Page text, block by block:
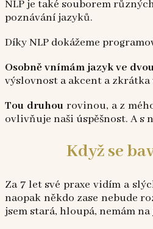
NLP je také souborem
poznávání jazyků.
Díky NLP dokážeme
Osobně vnímám jazyk ve
výslovnost a akcent a
Tou druhourovinou, a z
ovlivňuje naši úspěšnost. A s
Když se
Za 7 let své praxe vidím a
naopak někdo zase nebude
jsem stará, hloupá, nemám